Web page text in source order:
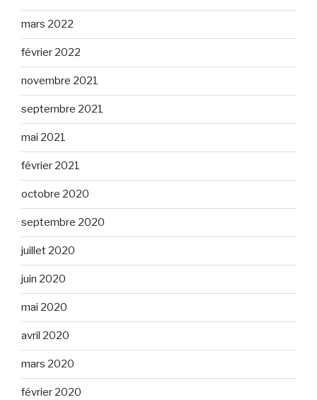
mars 2022
février 2022
novembre 2021
septembre 2021
mai 2021
février 2021
octobre 2020
septembre 2020
juillet 2020
juin 2020
mai 2020
avril 2020
mars 2020
février 2020